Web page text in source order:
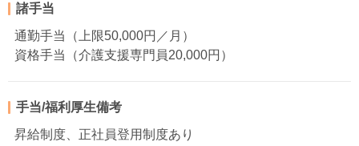
諸手当
通勤手当（上限50,000円／月）
資格手当（介護支援専門員20,000円）
手当/福利厚生備考
昇給制度、正社員登用制度あり